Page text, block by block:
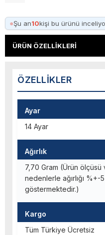
●Şu an10kişi bu ürünü
ÜRÜN ÖZELLIKLERI
ÖZELLIKLER
Ayar
14 Ayar
Ağırlık
7,70 Gram (Ürün ölçüsü
nedenlerle ağırlığı %+-
göstermektedir.)
Kargo
Tüm Türkiye Ücretsiz